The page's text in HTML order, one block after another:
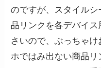
のですが、スタイル
品リンクを各デバイス
さいので、ぶっちゃ
ホではみ出ない商品